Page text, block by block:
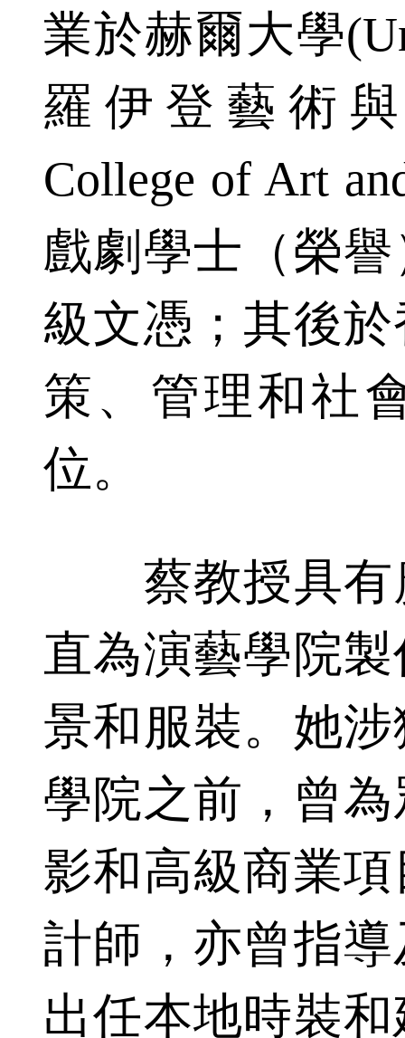
業於赫爾大學
羅伊登藝術與
College of Art
戲劇學士（榮
級文憑；其後
策、管理和社
位。
蔡教授具有
直為演藝學院
景和服裝。她
學院之前，曾
影和高級商業
計師，亦曾指
出任本地時裝